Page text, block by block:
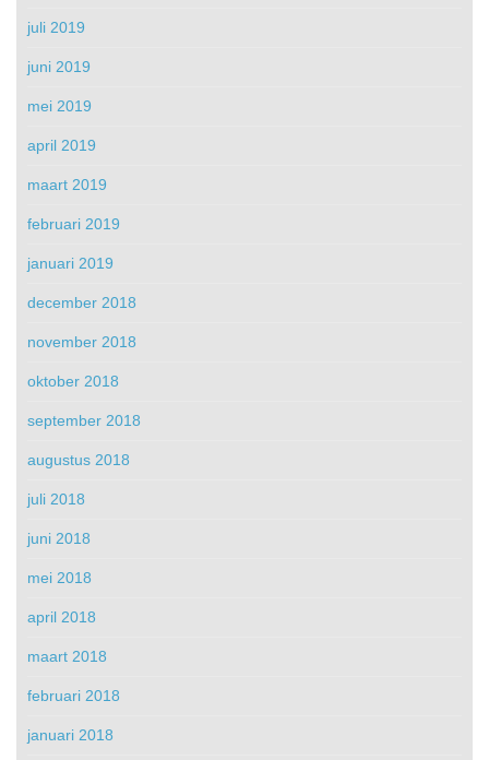
juli 2019
juni 2019
mei 2019
april 2019
maart 2019
februari 2019
januari 2019
december 2018
november 2018
oktober 2018
september 2018
augustus 2018
juli 2018
juni 2018
mei 2018
april 2018
maart 2018
februari 2018
januari 2018